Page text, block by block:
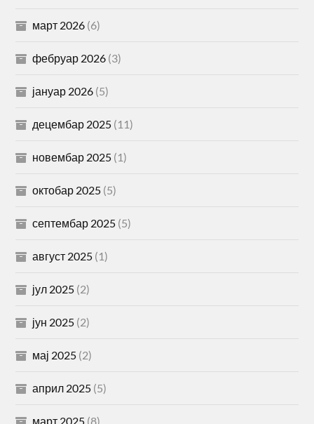
март 2026 (6)
фебруар 2026 (3)
јануар 2026 (5)
децембар 2025 (11)
новембар 2025 (1)
октобар 2025 (5)
септембар 2025 (5)
август 2025 (1)
јул 2025 (2)
јун 2025 (2)
мај 2025 (2)
април 2025 (5)
март 2025 (8)